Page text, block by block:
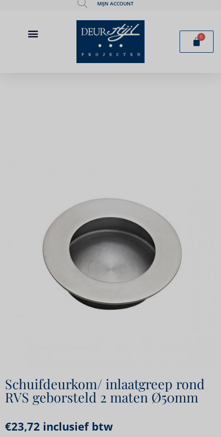
MIJN ACCOUNT
0
Schuifdeurkom/ inlaatgreep rond
RVS geborsteld 2 maten Ø50mm
€23,72 inclusief btw